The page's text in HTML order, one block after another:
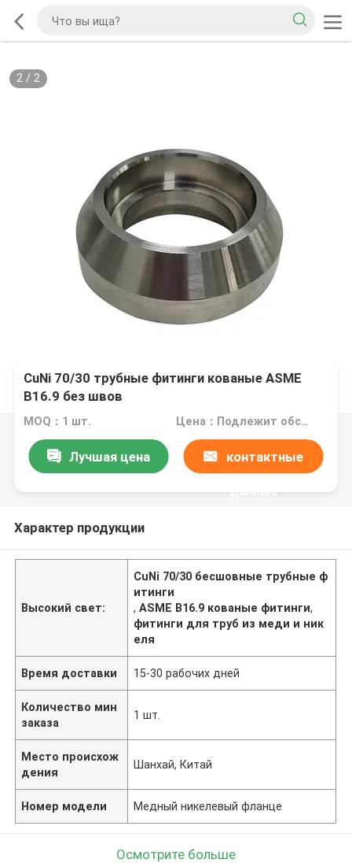
2/ 2
CuNi 70/30 трубные фитинги кованые ASME
B16.9 без швов
MOQ：1 шт. Цена：Подлежит обсуждению
Лучшая цена контактные
данные
Характер продукции
Высокий свет:
CuNi 70/30 бесшовные трубные ф
итинги
,ASME B16.9 кованые фитинги,
фитинги для труб из меди и ник
еля
Время доставки 15-30 рабочих дней
Количество мин
заказа
1 шт.
Место происхож
дения
Шанхай, Китай
Номер модели Медный никелевый фланце
Осмотрите больше